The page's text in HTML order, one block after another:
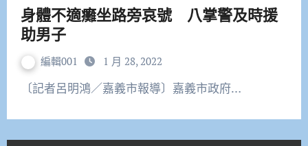
身體不適癱坐路旁哀號 八掌警及時援
助男子
編輯001 1 月 28, 2022
〔記者呂明鴻／嘉義市報導〕嘉義市政府…